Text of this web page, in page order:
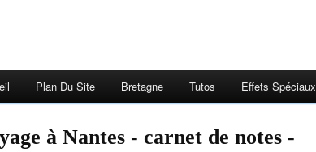
Plan Du Site Bretagne Tutos Effets Spéciaux
à Nantes - carnet de notes -